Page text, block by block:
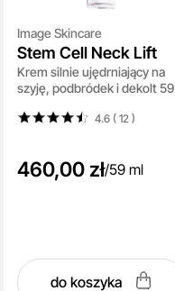
Image Skincare
Stem Cell Neck Lift
Krem silnie ujędrniający na
szyję, podbródek i dekolt 59
4.6 ( 12 )
460,00 zł/59 ml
do koszyka